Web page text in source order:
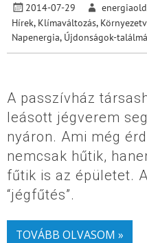
2014-07-29
Hírek, Klímaváltozás,
Napenergia, Újdonságok-
A passzívház
leásott jégverem
nyáron. Ami még
nemcsak hűtik,
fűtik is az épületet.
“jégfűtés”.
TOVÁBB OLVASOM »